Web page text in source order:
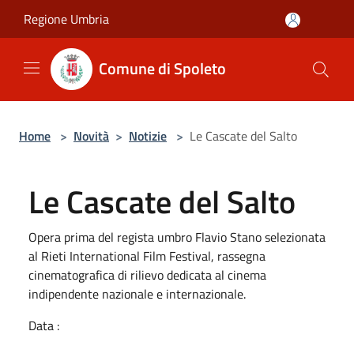
Regione Umbria
Comune di Spoleto
Home > Novità > Notizie > Le Cascate del Salto
Le Cascate del Salto
Opera prima del regista umbro Flavio Stano selezionata
al Rieti International Film Festival, rassegna
cinematografica di rilievo dedicata al cinema
indipendente nazionale e internazionale.
Data :